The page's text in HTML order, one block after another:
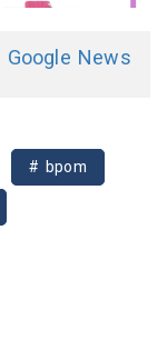
Google News
# bpom